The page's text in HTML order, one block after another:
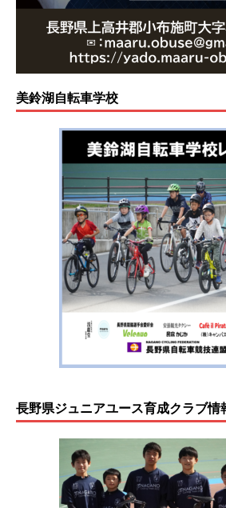
美鈴湖自転車学校
長野県ジュニアユース育成クラブ情